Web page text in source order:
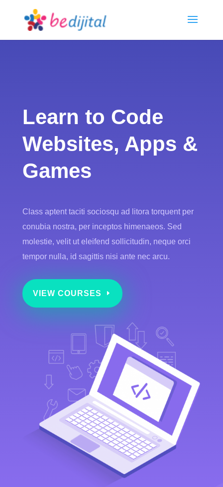
Learn to Code
Websites, Apps &
Games
Class aptent taciti sociosqu ad litora torquent per
conubia nostra, per inceptos himenaeos. Sed
molestie, velit ut eleifend sollicitudin, neque orci
tempor nulla, id sagittis nisi ante nec arcu.
VIEW COURSES